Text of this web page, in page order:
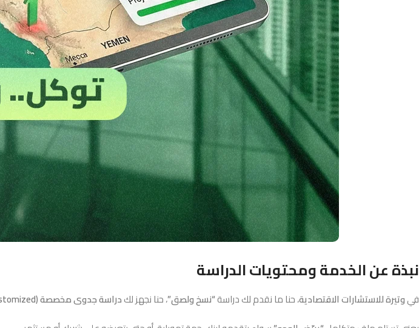
نبذة عن الخدمة ومحتويات الدراسة
فيوتيرة للاستشارات الاقتصادية، حنا ما نقدم لك دراسة“نسخ ولصق”، حنا نجهز لكدراسة جدوى مخصصة (Customized)